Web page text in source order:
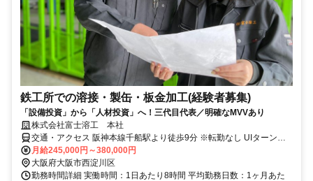
鉄工所での溶接・製缶・板金加工(経験者募集)
「設備投資」から「人材投資」へ！三代目代表／明確なMVVあり
株式会社富士溶工 本社
交通・アクセス 阪神本線千船駅より徒歩9分 ※転勤なし UIターン歓
迎
月給245,000円～380,000円
大阪府大阪市西淀川区
勤務時間詳細 実働時間：1日あたり8時間 平均勤務日数：1ヶ月あた